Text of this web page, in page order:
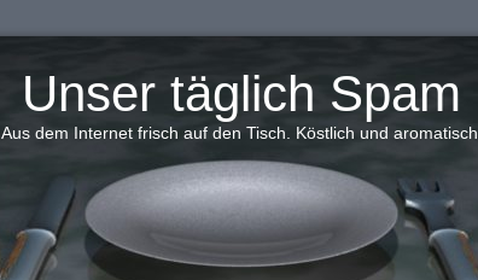
Unser täglich Spam
Aus dem Internet frisch auf den Tisch. Köstlich und aromatisch.